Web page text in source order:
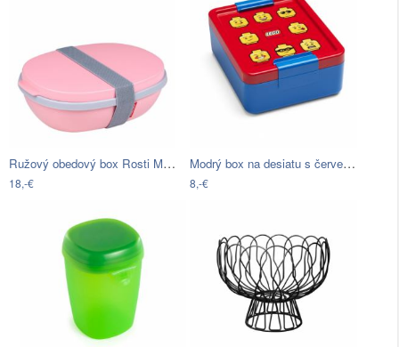
Ružový obedový box Rosti Mepal Ellipse
18,-€
Modrý box na desiatu s červeným vekom…
8,-€